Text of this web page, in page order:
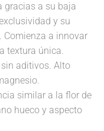
gracias a su baja
y su
a innovar
textura única.
aditivos. Alto
similar a la flor de
hueco y aspecto